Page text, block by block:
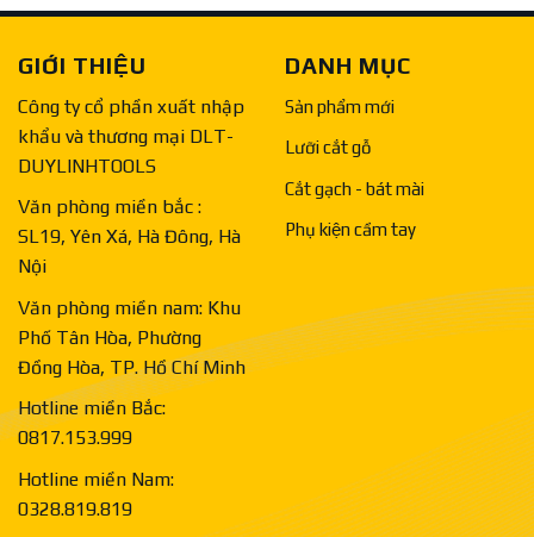
GIỚI THIỆU
Công ty cổ phần xuất nhập
khẩu và thương mại DLT-
DUYLINHTOOLS
Văn phòng miền bắc :
SL19, Yên Xá, Hà Đông, Hà
Nội
Văn phòng miền nam: Khu
Phố Tân Hòa, Phường
Đồng Hòa, TP. Hồ Chí Minh
Hotline miền Bắc:
0817.153.999
Hotline miền Nam:
0328.819.819
DANH MỤC
Sản phẩm mới
Lưỡi cắt gỗ
Cắt gạch - bát mài
Phụ kiện cầm tay